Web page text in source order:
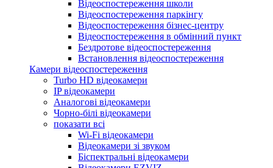
Відеоспостереження школи
Відеоспостереження паркінгу
Відеоспостереження бізнес-центру
Відеоспостереження в обмінний пункт
Бездротове відеоспостереження
Встановлення відеоспостереження
Камери відеоспостереження
Turbo HD відеокамери
IP відеокамери
Аналогові відеокамери
Чорно-білі відеокамери
показати всі
Wi-Fi відеокамери
Відеокамери зі звуком
Біспектральні відеокамери